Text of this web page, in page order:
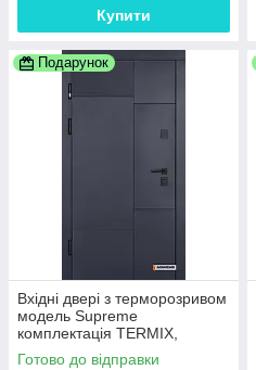
Купити
Подарунок
Вхідні двері з терморозривом
модель Supreme
комплектація TERMIX,
ABWEHR 960
Готово до відправки